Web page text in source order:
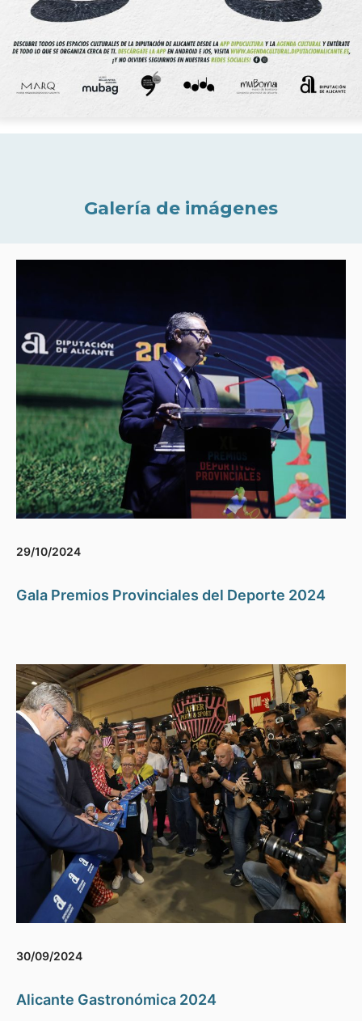
Galería de imágenes
29/10/2024
Gala Premios Provinciales del Deporte 2024
30/09/2024
Alicante Gastronómica 2024